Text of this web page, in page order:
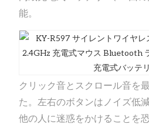
能。
クリック音とスクロール音を
た。左右のボタンはノイズ低
他の人に迷惑をかけることを恐